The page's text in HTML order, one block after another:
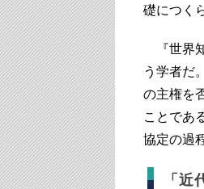
礎につく
『世界
う学者だ
の主権を
ことであ
協定の過
「近